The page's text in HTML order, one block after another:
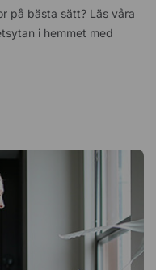
på bästa sätt? Läs våra
i hemmet med